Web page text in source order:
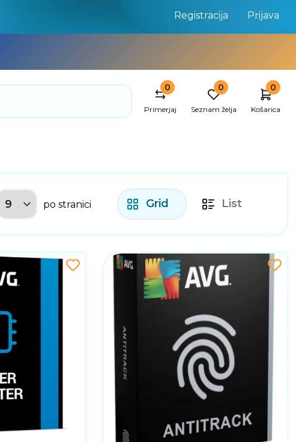
Registracija Prijava
0
Primerjaj
0
Seznam želja
0
Košarica
po stranici Grid List